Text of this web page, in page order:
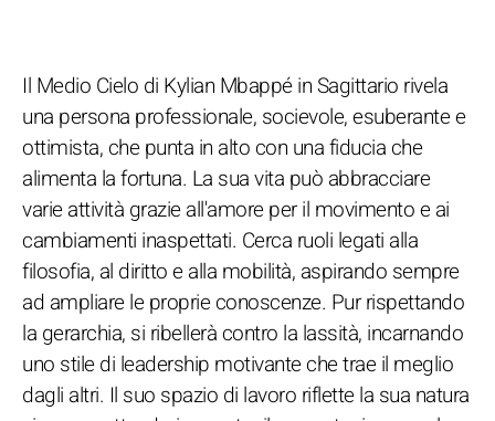
Il Medio Cielo di Kylian Mbappé in Sagittario rivela
una persona professionale, socievole, esuberante e
ottimista, che punta in alto con una fiducia che
alimenta la fortuna. La sua vita può abbracciare
varie attività grazie all'amore per il movimento e ai
cambiamenti inaspettati. Cerca ruoli legati alla
filosofia, al diritto e alla mobilità, aspirando sempre
ad ampliare le proprie conoscenze. Pur rispettando
la gerarchia, si ribellerà contro la lassità, incarnando
uno stile di leadership motivante che trae il meglio
dagli altri. Il suo spazio di lavoro riflette la sua natura